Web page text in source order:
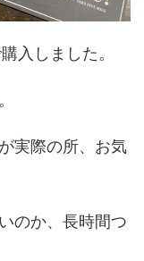
入しました。
実際の所、お気
のか、長時間つ